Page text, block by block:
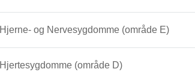
Hjerne- og Nervesygdomme (område E)
Hjertesygdomme (område D)